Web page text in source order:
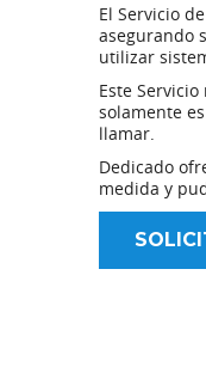
El Servicio
asegurando
utilizar
Este
solamente
llamar.
Dedicado
medida y